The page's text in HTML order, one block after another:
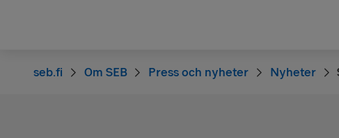
seb.fi Om SEB Press och nyheter Nyheter